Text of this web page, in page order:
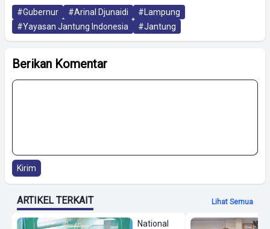
#Gubernur #Arinal Djunaidi
#Lampung
#Yayasan Jantung Indonesia
#Jantung
Berikan Komentar
Kirim
ARTIKEL TERKAIT Lihat Semua
National